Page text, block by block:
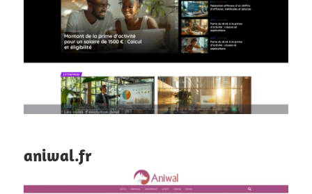
aniwal.fr